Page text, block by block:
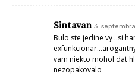
Sintavan 3.
Bulo ste jedine vy ..si
vam niekto mohol dat
nezopakovalo